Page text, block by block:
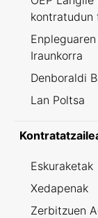
kontratudun
Iraunkorra
Denboraldi
Lan Poltsa
Eskuraketak
Xedapenak
Zerbitzuen